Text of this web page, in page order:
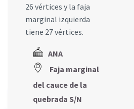
26 vértices y la faja
marginal izquierda
tiene 27 vértices.
ANA
Faja marginal
del cauce de la
quebrada S/N